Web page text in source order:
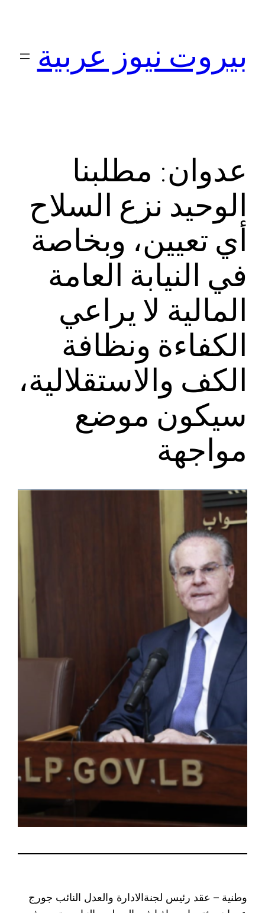
بيروت نيوز عربية
عدوان: مطلبنا
الوحيد نزع السلاح
أي تعيين، وبخاصة
في النيابة العامة
المالية لا يراعي
الكفاءة ونظافة
الكف والاستقلالية،
سيكون موضع
مواجهة
وطنية – عقد رئيس لجنةالادارة والعدل النائب جورج